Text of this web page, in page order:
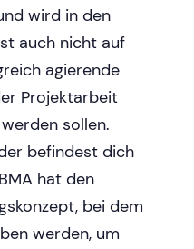
wird in den
auch nicht auf
agierende
Projektarbeit
sollen.
befindest dich
hat den
bei dem
werden, um